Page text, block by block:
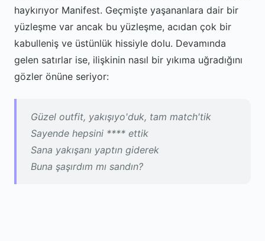
haykırıyor Manifest. Geçmişte yaşananlara dair bir
yüzleşme var ancak bu yüzleşme, acıdan çok bir
kabulleniş ve üstünlük hissiyle dolu. Devamında
gelen satırlar ise, ilişkinin nasıl bir yıkıma uğradığını
gözler önüne seriyor:
Güzel outfit, yakışıyo'duk, tam match'tik
Sayende hepsini **** ettik
Sana yakışanı yaptın giderek
Buna şaşırdım mı sandın?